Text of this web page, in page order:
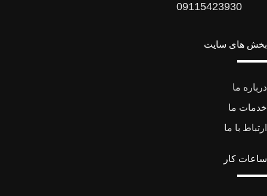
09115423930
بخش های سایت
درباره ما
خدمات ما
ارتباط با ما
ساعات کار